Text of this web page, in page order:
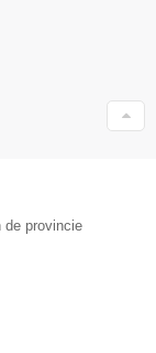
de provincie